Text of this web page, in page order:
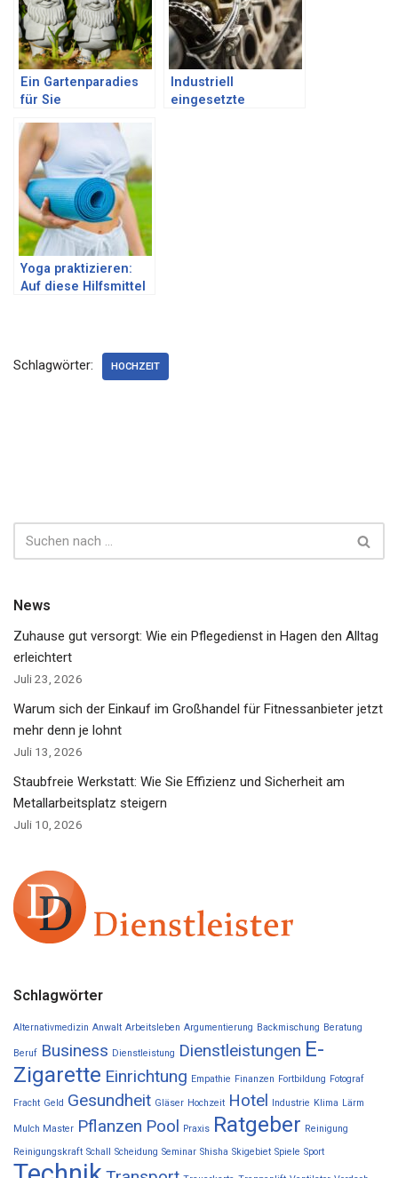
Ein Gartenparadies
für Sie
Industriell
eingesetzte
Yoga praktizieren:
Auf diese Hilfsmittel
Schlagwörter: HOCHZEIT
News
Zuhause gut versorgt: Wie ein Pflegedienst in Hagen den Alltag
erleichtert
Juli 23, 2026
Warum sich der Einkauf im Großhandel für Fitnessanbieter jetzt
mehr denn je lohnt
Juli 13, 2026
Staubfreie Werkstatt: Wie Sie Effizienz und Sicherheit am
Metallarbeitsplatz steigern
Juli 10, 2026
Schlagwörter
Alternativmedizin Anwalt Arbeitsleben Argumentierung Backmischung Beratung
Beruf Business Dienstleistung Dienstleistungen E-
Zigarette Einrichtung Empathie Finanzen Fortbildung Fotograf
Fracht Geld Gesundheit Gläser Hochzeit Hotel Industrie Klima Lärm
Mulch Master Pflanzen Pool Praxis Ratgeber Reinigung
Reinigungskraft Schall Scheidung Seminar Shisha Skigebiet Spiele Sport